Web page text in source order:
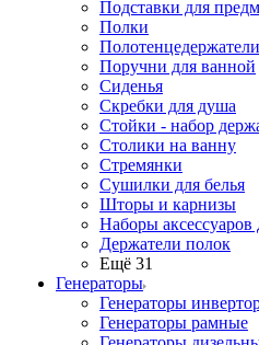
Подставки для
Полки
Полотенцедержатели
Поручни для ванной
Сиденья
Скребки для душа
Стойки - набор
Столики на ванну
Стремянки
Сушилки для белья
Шторы и карнизы
Наборы аксессуаров
Держатели полок
Ещё 31
Генераторы
Генераторы
Генераторы рамные